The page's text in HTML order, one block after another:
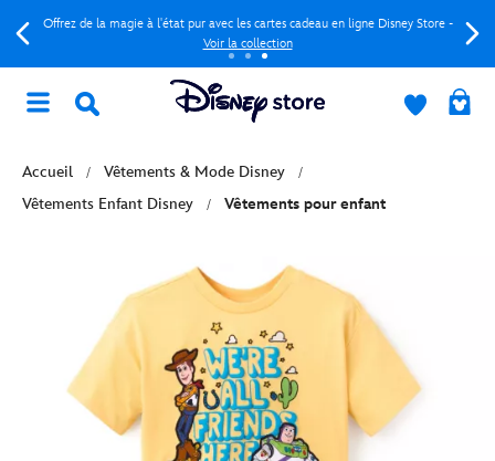
Offrez de la magie à l'état pur avec les cartes cadeau en ligne Disney Store -
Voir la collection
Accueil
Vêtements & Mode Disney
Vêtements Enfant Disney
Vêtements pour enfant